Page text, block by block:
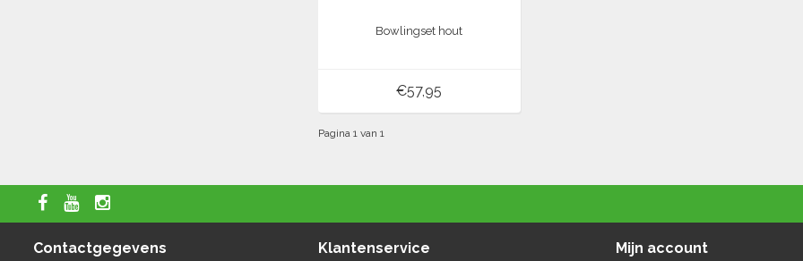
Bowlingset hout
€57,95
Pagina 1 van 1
Contactgegevens Klantenservice Mijn account